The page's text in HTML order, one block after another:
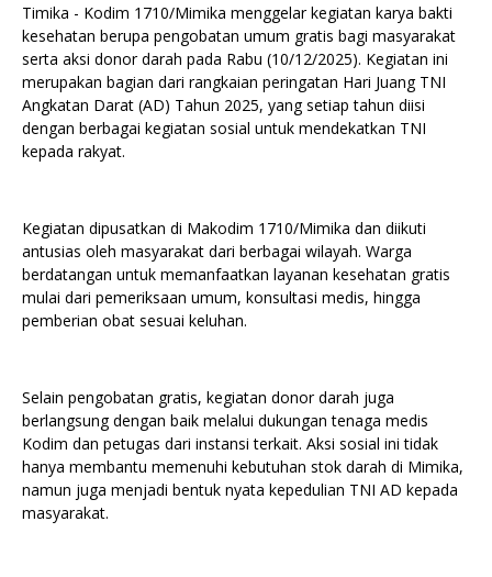
Timika - Kodim 1710/Mimika menggelar kegiatan karya bakti
kesehatan berupa pengobatan umum gratis bagi masyarakat
serta aksi donor darah pada Rabu (10/12/2025). Kegiatan ini
merupakan bagian dari rangkaian peringatan Hari Juang TNI
Angkatan Darat (AD) Tahun 2025, yang setiap tahun diisi
dengan berbagai kegiatan sosial untuk mendekatkan TNI
kepada rakyat.
Kegiatan dipusatkan di Makodim 1710/Mimika dan diikuti
antusias oleh masyarakat dari berbagai wilayah. Warga
berdatangan untuk memanfaatkan layanan kesehatan gratis
mulai dari pemeriksaan umum, konsultasi medis, hingga
pemberian obat sesuai keluhan.
Selain pengobatan gratis, kegiatan donor darah juga
berlangsung dengan baik melalui dukungan tenaga medis
Kodim dan petugas dari instansi terkait. Aksi sosial ini tidak
hanya membantu memenuhi kebutuhan stok darah di Mimika,
namun juga menjadi bentuk nyata kepedulian TNI AD kepada
masyarakat.